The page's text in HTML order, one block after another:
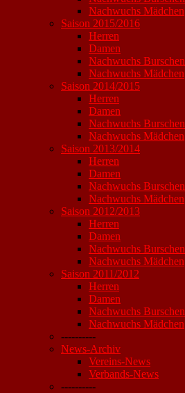
Nachwuchs Mädchen
Saison 2015/2016
Herren
Damen
Nachwuchs Burschen
Nachwuchs Mädchen
Saison 2014/2015
Herren
Damen
Nachwuchs Burschen
Nachwuchs Mädchen
Saison 2013/2014
Herren
Damen
Nachwuchs Burschen
Nachwuchs Mädchen
Saison 2012/2013
Herren
Damen
Nachwuchs Burschen
Nachwuchs Mädchen
Saison 2011/2012
Herren
Damen
Nachwuchs Burschen
Nachwuchs Mädchen
----------
News-Archiv
Vereins-News
Verbands-News
----------